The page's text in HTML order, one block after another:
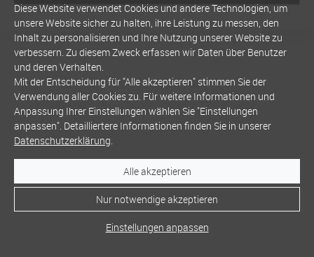
Diese Website verwendet Cookies und andere Technologien, um
unsere Website sicher zu halten, ihre Leistung zu messen, den
Inhalt zu personalisieren und Ihre Nutzung unserer Website zu
verbessern. Zu diesem Zweck erfassen wir Daten über Benutzer
und deren Verhalten.
Mit der Entscheidung für "Alle akzeptieren" stimmen Sie der
Verwendung aller Cookies zu. Für weitere Informationen und
Anpassung Ihrer Einstellungen wählen Sie "Einstellungen
anpassen". Detailliertere Informationen finden Sie in unserer
Datenschutzerklärung.
Alle akzeptieren
Nur notwendige akzeptieren
Einstellungen anpassen